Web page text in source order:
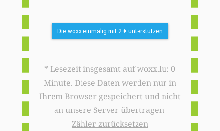
Die woxx einmalig mit 2 € unterstützen
* Lesezeit insgesamt auf woxx.lu: 0
Minute. Diese Daten werden nur in
Ihrem Browser gespeichert und nicht
an unsere Server übertragen.
Zähler zurücksetzen